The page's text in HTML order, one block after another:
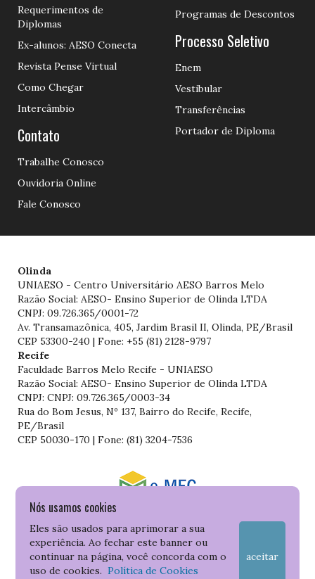
Nós usamos cookies
Eles são usados para aprimorar a sua
experiência. Ao fechar este banner ou
continuar na página, você concorda com o
uso de cookies.Política de Cookies
aceitar
Requerimentos de
Diplomas
Ex-alunos: AESO Conecta
Revista Pense Virtual
Como Chegar
Intercâmbio
Contato
Trabalhe Conosco
Ouvidoria Online
Fale Conosco
Programas de Descontos
Processo Seletivo
Enem
Vestibular
Transferências
Portador de Diploma
Olinda
UNIAESO - Centro Universitário AESO Barros Melo
Razão Social: AESO- Ensino Superior de Olinda LTDA
CNPJ: 09.726.365/0001-72
Av. Transamazônica, 405, Jardim Brasil II, Olinda, PE/Brasil
CEP 53300-240 | Fone: +55 (81) 2128-9797
Recife
Faculdade Barros Melo Recife - UNIAESO
Razão Social: AESO- Ensino Superior de Olinda LTDA
CNPJ: CNPJ: 09.726.365/0003-34
Rua do Bom Jesus, Nº 137, Bairro do Recife, Recife,
PE/Brasil
CEP 50030-170 | Fone: (81) 3204-7536
Consulte o cadastro da Instituição no Sistema do e-MEC